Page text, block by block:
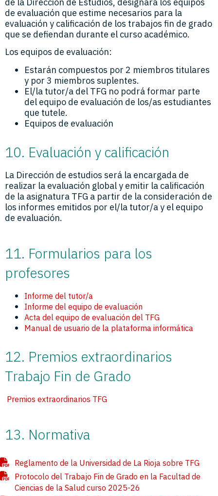
de evaluación que estime necesarios para la
evaluación y calificación de los trabajos fin de grado
que se defiendan durante el curso académico.
Los equipos de evaluación:
Estarán compuestos por 2 miembros titulares
y por 3 miembros suplentes.
El/la tutor/a del TFG no podrá formar parte
del equipo de evaluación de los/as estudiantes
que tutele.
Equipos de evaluación
10. Evaluación y calificación
La Dirección de estudios será la encargada de
realizar la evaluación global y emitir la calificación
de la asignatura TFG a partir de la consideración de
los informes emitidos por el/la tutor/a y el equipo
de evaluación.
11. Formularios para los
profesores
Informe del tutor/a
Informe del equipo de evaluación
Acta del equipo de evaluación del TFG
Manual de usuario de la plataforma informática
12. Premios extraordinarios
Trabajo Fin de Grado
Premios extraordinarios TFG
13. Normativa
Reglamento de la Universidad de La Rioja sobre TFG
Protocolo del Trabajo Fin de Grado en la Facultad de
Ciencias de la Salud curso 2025-26